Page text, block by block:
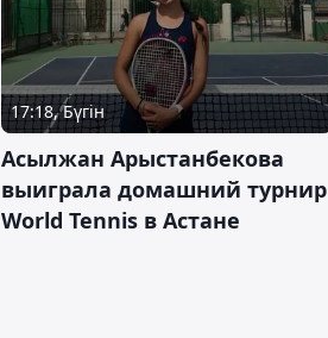
17:18, Бүгін
Асылжан Арыстанбекова
выиграла домашний турнир
World Tennis в Астане